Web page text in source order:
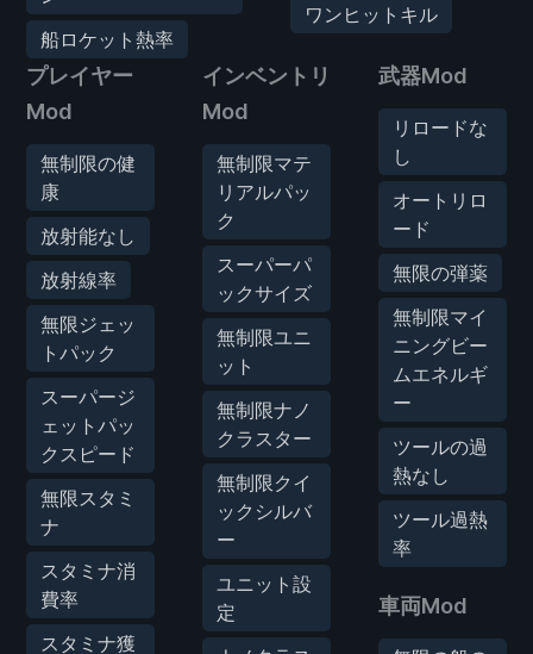
船ロケット熱率
ワンヒットキル
プレイヤー
Mod
無制限の健
康
放射能なし
放射線率
無限ジェッ
トパック
スーパージ
ェットパッ
クスピード
無限スタミ
ナ
スタミナ消
費率
スタミナ獲
インベントリ
Mod
無制限マテ
リアルパッ
ク
スーパーパ
ックサイズ
無制限ユニ
ット
無制限ナノ
クラスター
無制限クイ
ックシルバ
ー
ユニット設
定
武器Mod
リロードな
し
オートリロ
ード
無限の弾薬
無制限マイ
ニングビー
ムエネルギ
ー
ツールの過
熱なし
ツール過熱
率
車両Mod